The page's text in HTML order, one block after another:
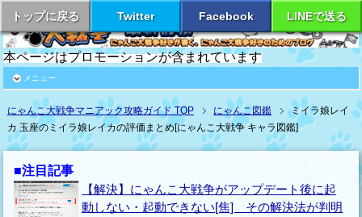
トップに戻る Twitter Facebook LINEで送る
本ページはプロモーションが含まれています
メニュー
にゃんこ大戦争マニアック攻略ガイド TOP にゃんこ図鑑
ミイラ娘レイ
カ 玉座のミイラ娘レイカの評価まとめ[にゃんこ大戦争 キャラ図鑑]
■注目記事
【解決】にゃんこ大戦争がアップデート後に起
動しない・起動できない[焦] その解決法が判明